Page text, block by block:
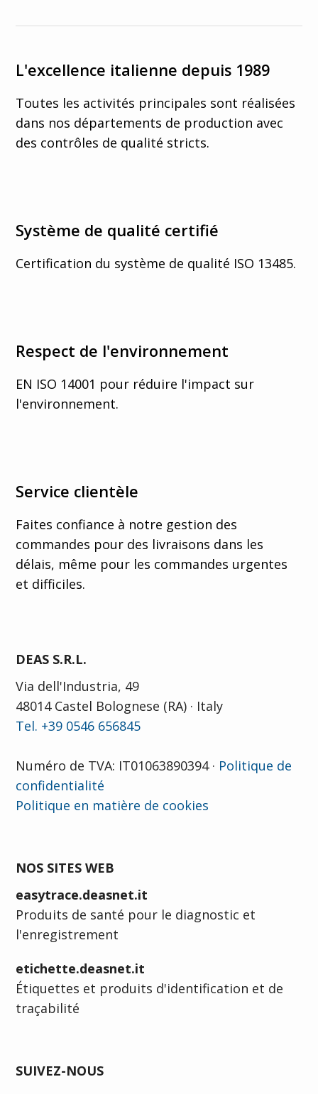
L'excellence italienne depuis 1989
Toutes les activités principales sont réalisées
dans nos départements de production avec
des contrôles de qualité stricts.
Système de qualité certifié
Certification du système de qualité ISO 13485.
Respect de l'environnement
EN ISO 14001 pour réduire l'impact sur
l'environnement.
Service clientèle
Faites confiance à notre gestion des
commandes pour des livraisons dans les
délais, même pour les commandes urgentes
et difficiles.
DEAS S.R.L.
Via dell'Industria, 49
48014 Castel Bolognese (RA) · Italy
Tel. +39 0546 656845
Numéro de TVA: IT01063890394 · Politique de
confidentialité
Politique en matière de cookies
NOS SITES WEB
easytrace.deasnet.it
Produits de santé pour le diagnostic et
l'enregistrement
etichette.deasnet.it
Étiquettes et produits d'identification et de
traçabilité
SUIVEZ-NOUS